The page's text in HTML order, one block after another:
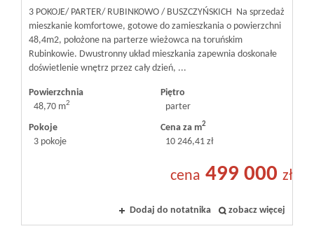
3 POKOJE/ PARTER/ RUBINKOWO / BUSZCZYŃSKICH Na sprzedaż
mieszkanie komfortowe, gotowe do zamieszkania o powierzchni
48,4m2, położone na parterze wieżowca na toruńskim
Rubinkowie. Dwustronny układ mieszkania zapewnia doskonałe
doświetlenie wnętrz przez cały dzień, ...
Powierzchnia
48,70 m2
Piętro
parter
Pokoje
3 pokoje
Cena za m2
10 246,41 zł
cena 499 000 zł
Dodaj do notatnika zobacz więcej